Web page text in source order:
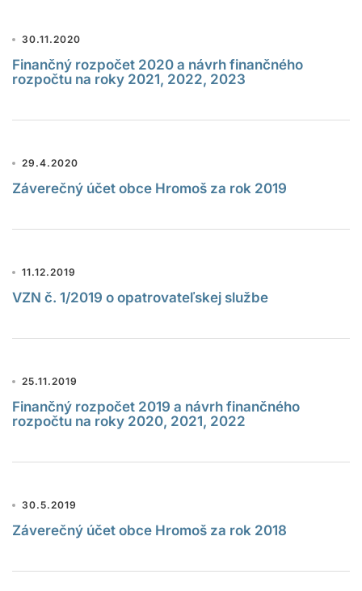
30.11.2020
Finančný rozpočet 2020 a návrh finančného
rozpočtu na roky 2021, 2022, 2023
29.4.2020
Záverečný účet obce Hromoš za rok 2019
11.12.2019
VZN č. 1/2019 o opatrovateľskej službe
25.11.2019
Finančný rozpočet 2019 a návrh finančného
rozpočtu na roky 2020, 2021, 2022
30.5.2019
Záverečný účet obce Hromoš za rok 2018